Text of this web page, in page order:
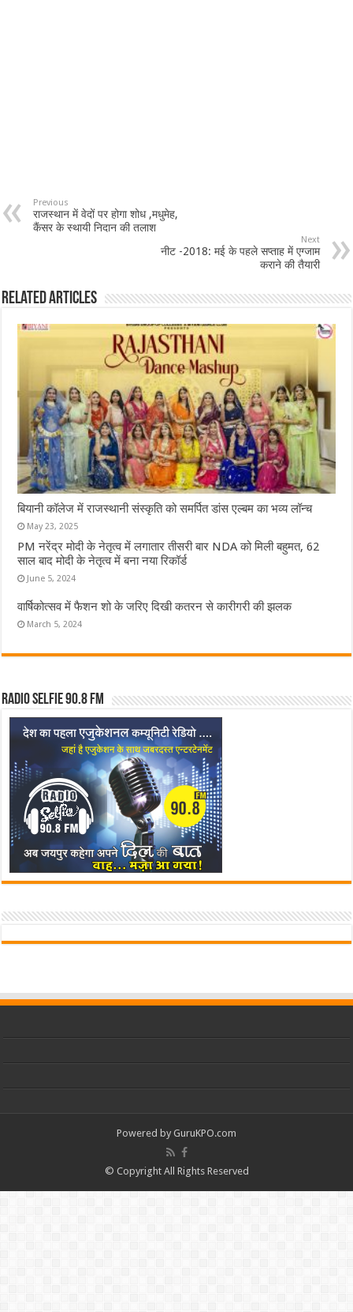
Previous
राजस्थान में वेदों पर होगा शोध ,मधुमेह,
कैंसर के स्थायी निदान की तलाश
Next
नीट -2018: मई के पहले सप्ताह में एग्जाम
कराने की तैयारी
Related Articles
बियानी कॉलेज में राजस्थानी संस्कृति को समर्पित डांस एल्बम का भव्य लॉन्च
May 23, 2025
PM नरेंद्र मोदी के नेतृत्व में लगातार तीसरी बार NDA को मिली बहुमत, 62
साल बाद मोदी के नेतृत्व में बना नया रिकॉर्ड
June 5, 2024
वार्षिकोत्सव में फैशन शो के जरिए दिखी कतरन से कारीगरी की झलक
March 5, 2024
Radio Selfie 90.8 FM
Powered by GuruKPO.com
© Copyright All Rights Reserved